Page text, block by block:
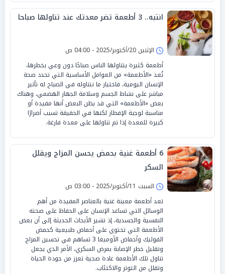
انتبه.. 3 أطعمة تضر معدتك عند تناولها صباحا
الإثنين 20/أكتوبر/2025 - 04:00 ص
أطعمة كثيرة يتناولها الناس صباحًا دون وعي بخطرها،
تُعد «الأطعمة» من العوامل الأساسية التي تحدد صحة
الإنسان اليومية، فاختيار ما نتناوله في الصباح له تأثير
مباشر على نشاط الجسم وسلامة الجهاز الهضمي، وهناك
بعض «الأطعمة» التي قد يظن البعض أنها مفيدة أو
مناسبة لوجبة الإفطار لكنها في الحقيقة تسبب أضرارًا
كبيرة للمعدة إذا تم تناولها على معدة فارغة.
6 أطعمة غنية بحمض يحسن المزاج ويقلل
السكر
السبت 11/أكتوبر/2025 - 03:00 ص
تعد أطعمة معينة غنية بالعناصر المفيدة من أهم
الوسائل التي تساعد الإنسان على الحفاظ على صحته
النفسية والجسدية، إذ تشير الأبحاث الحديثة إلى أن بعض
الأطعمة التي تحتوي على أحماض طبيعية كحمض
الفوليك وأحماض الأوميغا 3 تساهم في تحسين المزاج
وتقليل خطر الإصابة بمرض السكري، الأمر الذي يجعل
تناول تلك الأطعمة عادة صحية تعزز من جودة الحياة
وتقلل من التوتر والاكتئاب.